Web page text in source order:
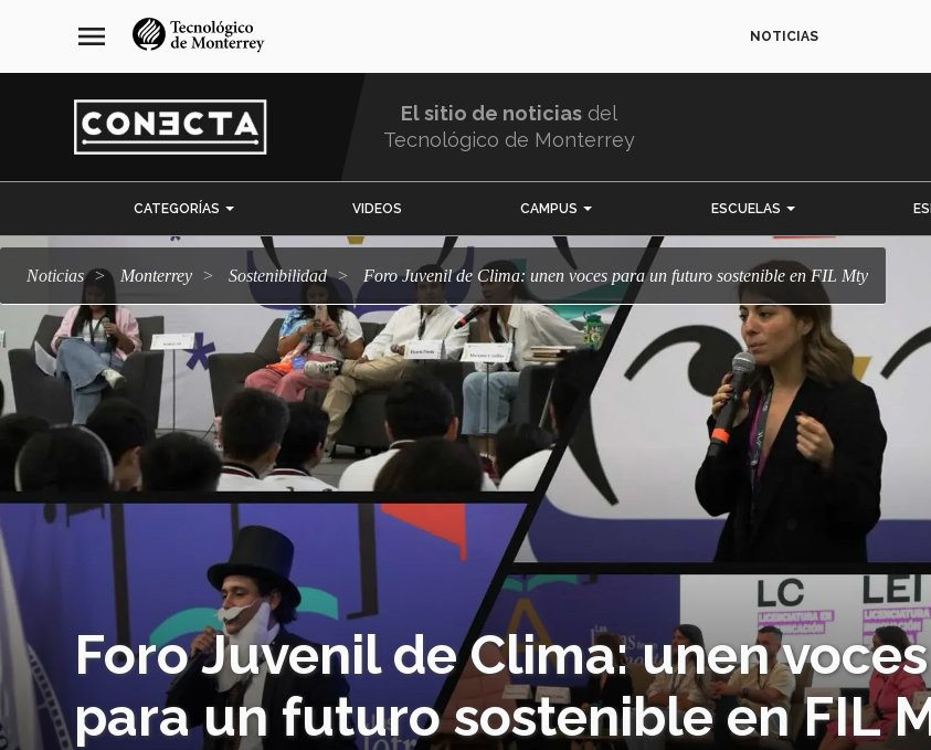
navegación
principal
menu NOTICIAS
El sitio de noticias del
Tecnológico de Monterrey
CATEGORÍAS VIDEOS CAMPUS ESCUELAS
Noticias Monterrey sostenibilidad Foro Juvenil de Clima: unen voces para un futuro sostenible en FIL Mty
Foro Juvenil de Clima: unen voces
para un futuro sostenible en FIL